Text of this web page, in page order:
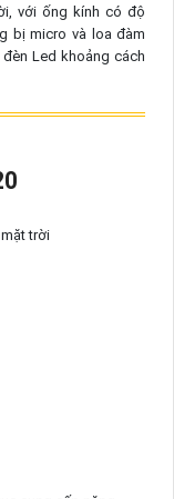
với ống kính có độ
bị micro và loa đàm
Led khoảng cách
trời